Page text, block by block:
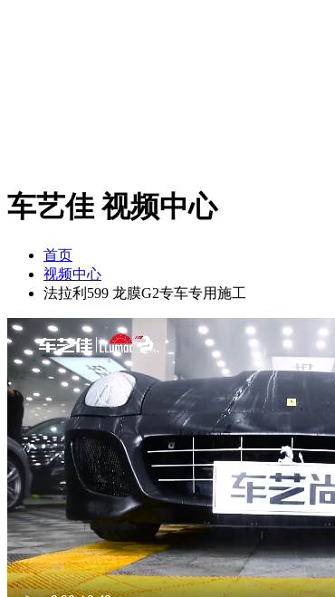
车艺佳 视频中心
首页
视频中心
法拉利599 龙膜G2专车专用施工